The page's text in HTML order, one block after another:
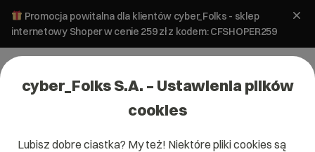
Promocja powitalna dla klientów cyber_Folks - sklep
internetowy Shoper w cenie 259 zł z kodem: CFSHOPER259
cyber_Folks S.A. – Ustawienia plików
cookies
Lubisz dobre ciastka? My też! Niektóre pliki cookies są